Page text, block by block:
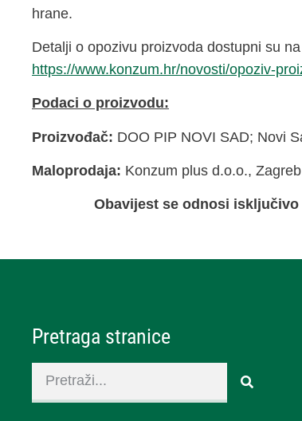
hrane.
Detalji o opozivu proizvoda dostupni su
https://www.konzum.hr/novosti/opoziv-
Podaci o proizvodu:
Proizvođač: DOO PIP NOVI SAD; Novi
Maloprodaja: Konzum plus d.o.o., Zagreb
Obavijest se odnosi
Pretraga stranice